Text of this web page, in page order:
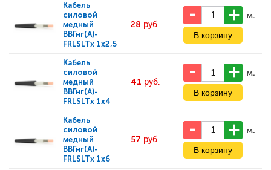
Кабель
силовой
медный
ВВГнг(А)-
FRLSLTx 1x2,5
28 руб.
м.
Кабель
силовой
медный
ВВГнг(А)-
FRLSLTx 1x4
41 руб.
м.
Кабель
силовой
медный
ВВГнг(А)-
FRLSLTx 1x6
57 руб.
м.